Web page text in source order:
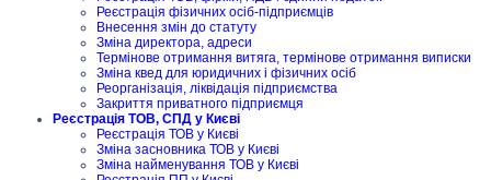
Реєстрація фізичних осіб-підприємців
Внесення змін до статуту
Зміна директора, адреси
Термінове отримання витяга, термінове отримання виписки
Зміна квед для юридичних і фізичних осіб
Реорганізація, ліквідація підприємства
Закриття приватного підприємця
Реєстрація ТОВ, СПД у Києві
Реєстрація ТОВ у Києві
Зміна засновника ТОВ у Києві
Зміна найменування ТОВ у Києві